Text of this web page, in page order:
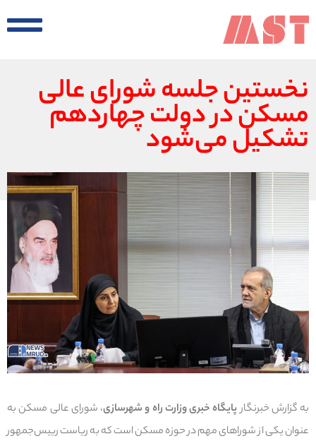
نخستین جلسه شورای عالی
مسکن در دولت چهاردهم
تشکیل می‌شود
به گزارش خبرنگارپایگاه خبری وزارت راه و شهرسازی، شورای عالی مسکن به
عنوان یکی از شوراهای مهم در حوزه مسکن است که به ریاست رییس‌جمهور